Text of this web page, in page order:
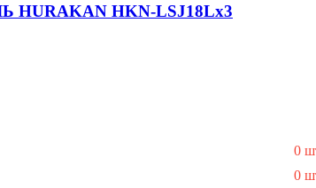
HKN-LSJ18Lx3
0
0